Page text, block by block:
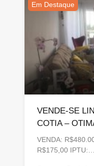
Em Destaque
VENDE-SE
COTIA –
VENDA:
R$175,00 IPTU:…